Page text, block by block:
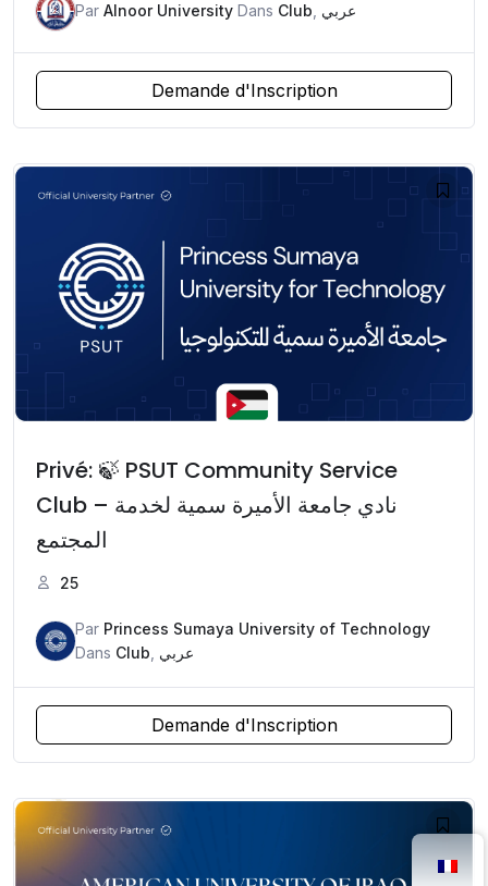
Par Alnoor University Dans Club عربي
Demande d'Inscription
Privé: 🍃 PSUT Community Service
Club – نادي جامعة الأميرة سمية لخدمة
المجتمع
25
Par Princess Sumaya University of Technology
Dans Club عربي
Demande d'Inscription